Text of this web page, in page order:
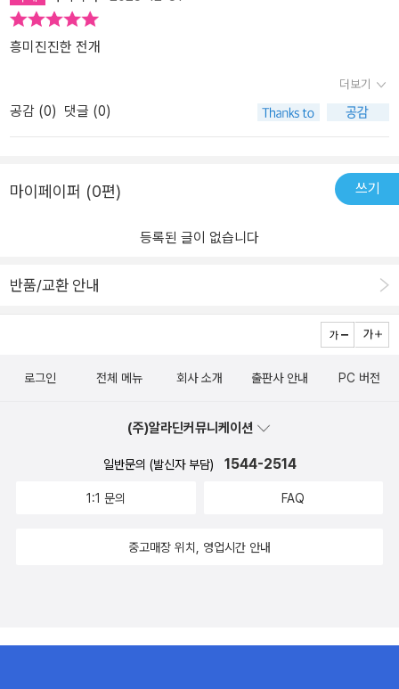
흥미진진한 전개
더보기
공감 (0) 댓글 (0)
마이페이퍼 (0편) 쓰기
등록된 글이 없습니다
반품/교환 안내
로그인 전체 메뉴 회사 소개 출판사 안내 PC 버전
(주)알라딘커뮤니케이션
일반문의 (발신자 부담) 1544-2514
1:1 문의 FAQ
중고매장 위치, 영업시간 안내